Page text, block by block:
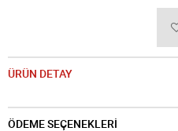
ÜRÜN DETAY
ÖDEME SEÇENEKLERİ